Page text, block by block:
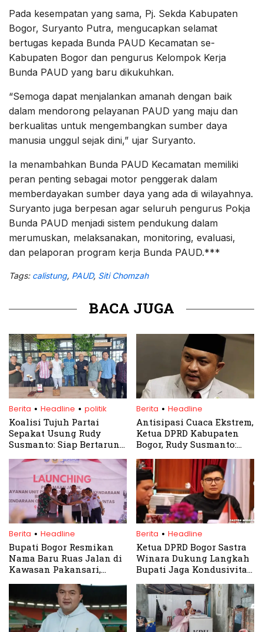
Pada kesempatan yang sama, Pj. Sekda Kabupaten
Bogor, Suryanto Putra, mengucapkan selamat
bertugas kepada Bunda PAUD Kecamatan se-
Kabupaten Bogor dan pengurus Kelompok Kerja
Bunda PAUD yang baru dikukuhkan.
“Semoga dapat menjalankan amanah dengan baik
dalam mendorong pelayanan PAUD yang maju dan
berkualitas untuk mengembangkan sumber daya
manusia unggul sejak dini,” ujar Suryanto.
Ia menambahkan Bunda PAUD Kecamatan memiliki
peran penting sebagai motor penggerak dalam
memberdayakan sumber daya yang ada di wilayahnya.
Suryanto juga berpesan agar seluruh pengurus Pokja
Bunda PAUD menjadi sistem pendukung dalam
merumuskan, melaksanakan, monitoring, evaluasi,
dan pelaporan program kerja Bunda PAUD.***
Tags: calistung, PAUD, Siti Chomzah
BACA JUGA
Berita . Headline . politik
Koalisi Tujuh Partai
Sepakat Usung Rudy
Susmanto: Siap Bertarung
Berita . Headline
Antisipasi Cuaca Ekstrem,
Ketua DPRD Kabupaten
Bogor, Rudy Susmanto:
Mitigasi Bencana
Berita . Headline
Bupati Bogor Resmikan
Nama Baru Ruas Jalan di
Kawasan Pakansari,
Nasional dan Daerah
Berita . Headline
Ketua DPRD Bogor Sastra
Winara Dukung Langkah
Bupati Jaga Kondusivitas